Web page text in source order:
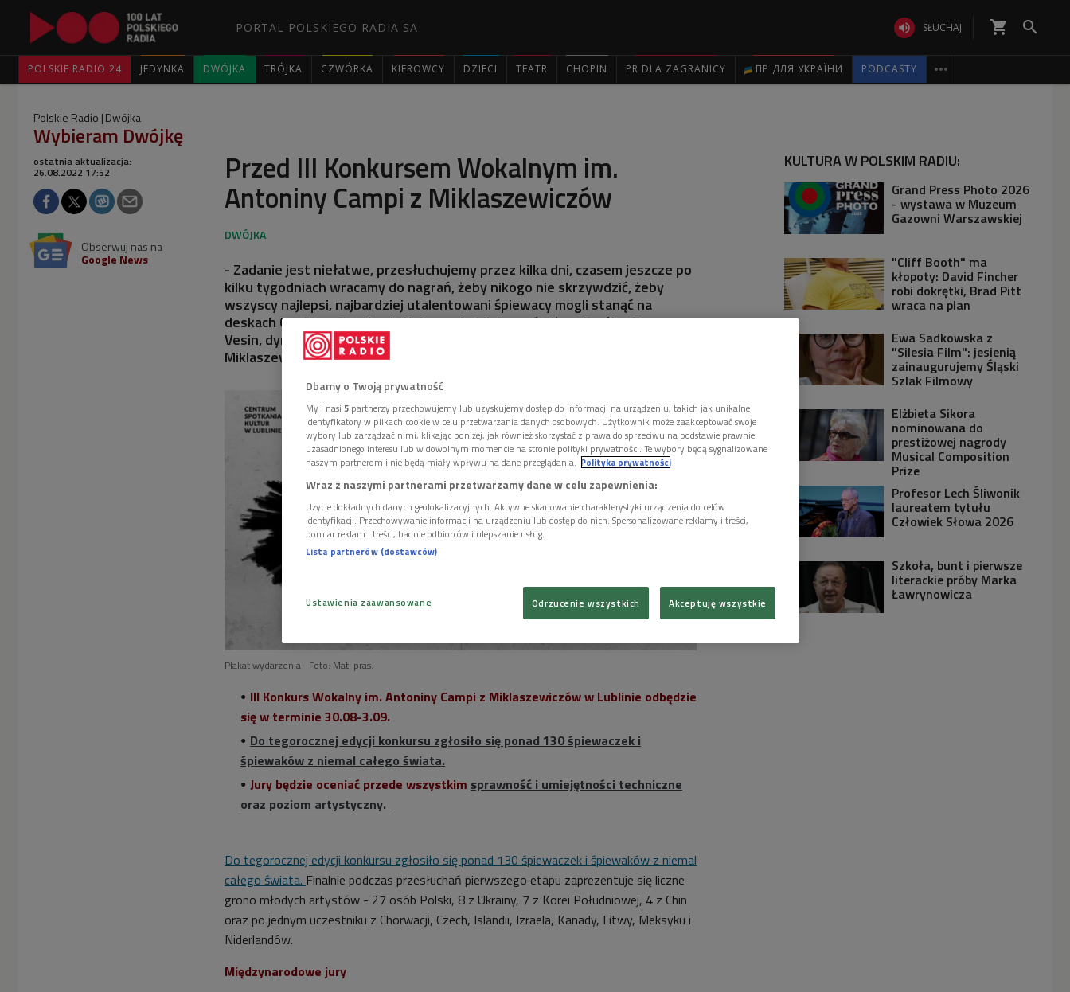
PORTAL POLSKIEGO RADIA SA  SŁUCHAJ shopping_cart 
POLSKIE RADIO 24 JEDYNKA DWÓJKA TRÓJKA CZWÓRKA KIEROWCY DZIECI TEATR CHOPIN PR DLA ZAGRANICY ПР ДЛЯ УКРАЇНИ PODCASTY 
Polskie Radio Dwójka
Wybieram Dwójkę
Przed III Konkursem Wokalnym im.
Antoniny Campi z Miklaszewiczów
ostatnia aktualizacja:
26.08.2022 17:52
Obserwuj nas na
Google News
- Zadanie jest niełatwe, przesłuchujemy przez kilka dni, czasem jeszcze po
kilku tygodniach wracamy do nagrań, żeby nikogo nie skrzywdzić, żeby
wszyscy najlepsi, najbardziej utalentowani śpiewacy mogli stanąć na
deskach Centrum Spotkania Kultur w Lublinie - mówiła w Dwójce Ewa
Vesin, dyrektor artystyczna III Konkursu Wokalnego im. Antoniny Campi z
Miklaszewiczów, który rozpoczyna się w przyszłym tygodniu w Lublinie.
Plakat wydarzenia Foto: Mat. pras.
III Konkurs Wokalny im. Antoniny Campi z Miklaszewiczów w Lublinie odbędzie
się w terminie 30.08-3.09.
Do tegorocznej edycji konkursu zgłosiło się ponad 130 śpiewaczek i
śpiewaków z niemal całego świata.
Jury będzie oceniać przede wszystkim sprawność i umiejętności techniczne
oraz poziom artystyczny.
Do tegorocznej edycji konkursu zgłosiło się ponad 130 śpiewaczek i śpiewaków z niemal
całego świata. Finalnie podczas przesłuchań pierwszego etapu zaprezentuje się liczne
grono młodych artystów - 27 osób Polski, 8 z Ukrainy, 7 z Korei Południowej, 4 z Chin
oraz po jednym uczestniku z Chorwacji, Czech, Islandii, Izraela, Kanady, Litwy, Meksyku i
Niderlandów.
Międzynarodowe jury
KULTURA W POLSKIM RADIU:
Grand Press Photo 2026
- wystawa w Muzeum
Gazowni Warszawskiej
"Cliff Booth" ma
kłopoty: David Fincher
robi dokrętki, Brad Pitt
wraca na plan
Ewa Sadkowska z
"Silesia Film": jesienią
zainaugurujemy Śląski
Szlak Filmowy
Elżbieta Sikora
nominowana do
prestiżowej nagrody
Musical Composition
Prize
Profesor Lech Śliwonik
laureatem tytułu
Człowiek Słowa 2026
Szkoła, bunt i pierwsze
literackie próby Marka
Ławrynowicza
Dbamy o Twoją prywatność
My i nasi 5 partnerzy przechowujemy lub uzyskujemy dostęp do informacji na urządzeniu, takich jak unikalne
identyfikatory w plikach cookie w celu przetwarzania danych osobowych. Użytkownik może zaakceptować swoje
wybory lub zarządzać nimi, klikając poniżej, jak również skorzystać z prawa do sprzeciwu na podstawie prawnie
uzasadnionego interesu lub w dowolnym momencie na stronie polityki prywatności. Te wybory będą sygnalizowane
naszym partnerom i nie będą miały wpływu na dane przeglądania. Polityka prywatności
Wraz z naszymi partnerami przetwarzamy dane w celu zapewnienia:
Użycie dokładnych danych geolokalizacyjnych. Aktywne skanowanie charakterystyki urządzenia do celów
identyfikacji. Przechowywanie informacji na urządzeniu lub dostęp do nich. Spersonalizowane reklamy i treści,
pomiar reklam i treści, badnie odbiorców i ulepszanie usług.
Lista partnerów (dostawców)
Ustawienia zaawansowane Odrzucenie wszystkich Akceptuję wszystkie